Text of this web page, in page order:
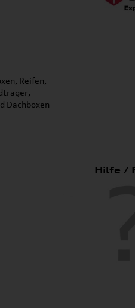
Reifen,
Dachboxen
Hilfe /